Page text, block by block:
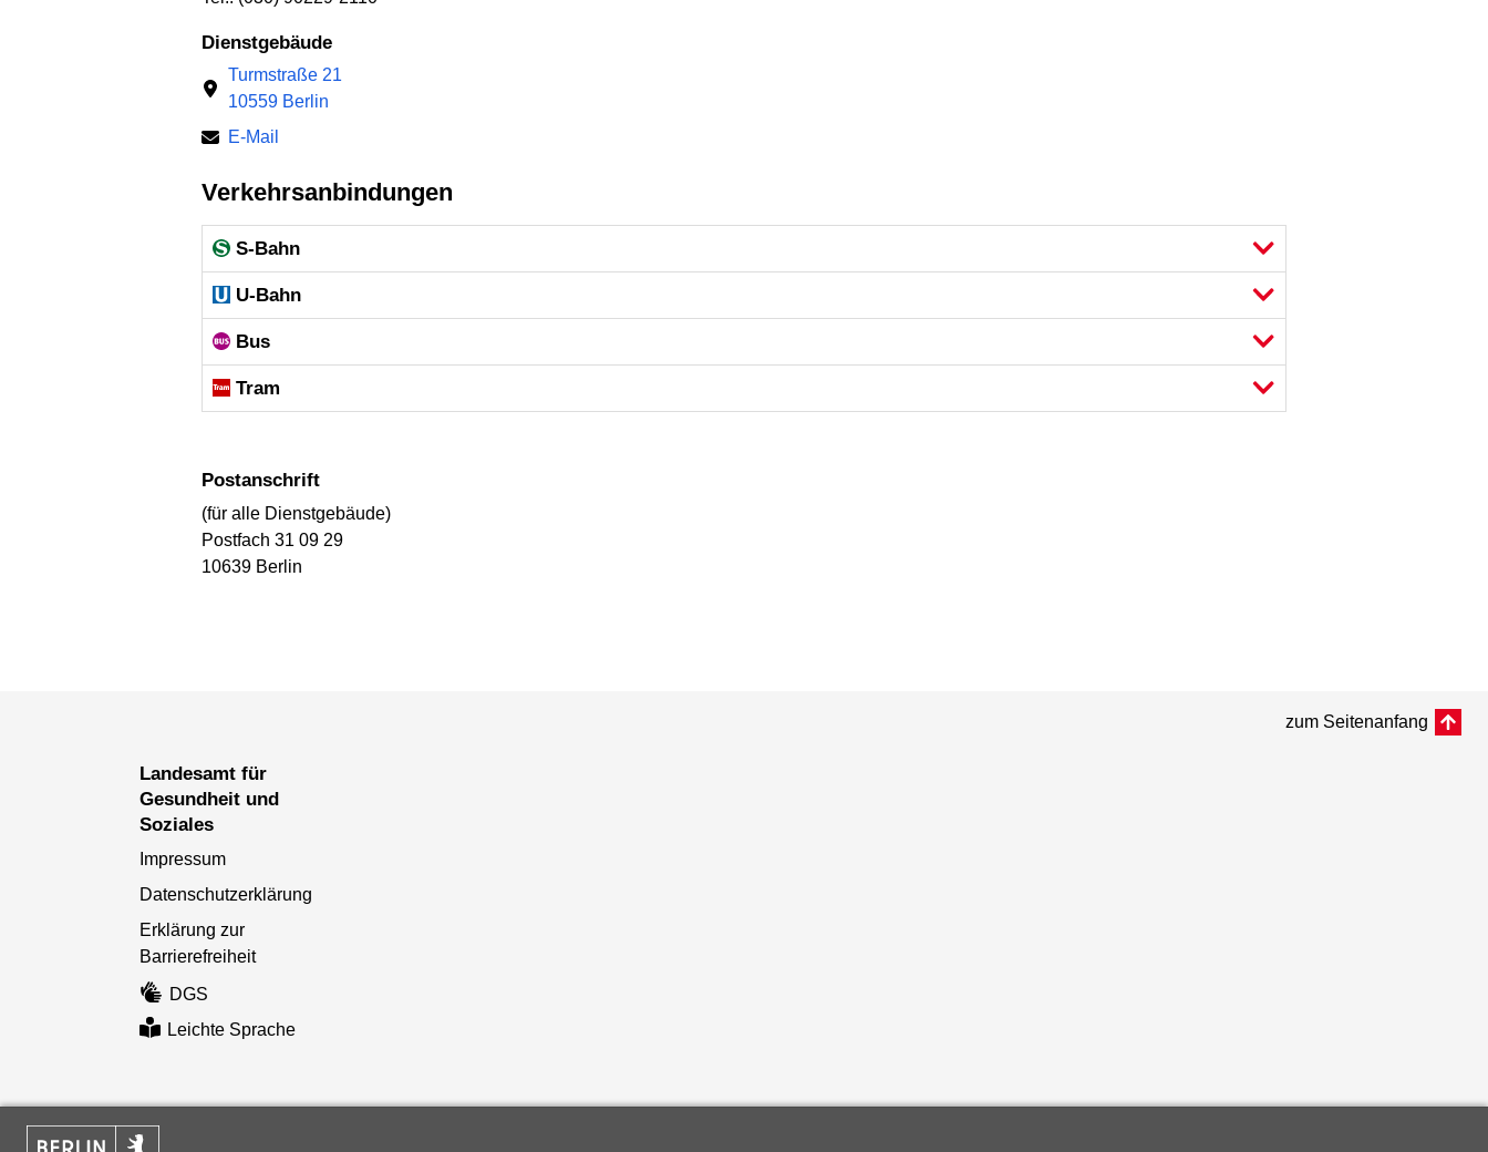
Dienstgebäude
Turmstraße 21
10559 Berlin
E-Mail
Verkehrsanbindungen
S-Bahn
U-Bahn
Bus
Tram
Postanschrift
(für alle Dienstgebäude)
Postfach 31 09 29
10639 Berlin
zum Seitenanfang
Landesamt für
Gesundheit und
Soziales
Impressum
Datenschutzerklärung
Erklärung zur
Barrierefreiheit
DGS
Leichte Sprache